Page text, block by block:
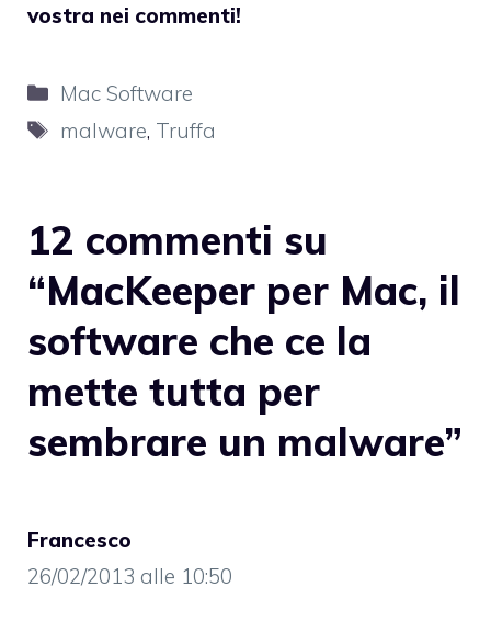
vostra nei commenti!
Categorie
Mac Software
Tag
malware, Truffa
12 commenti su
“MacKeeper per Mac, il
software che ce la
mette tutta per
sembrare un malware”
Francesco
26/02/2013 alle 10:50